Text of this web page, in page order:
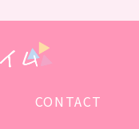
CONTACT